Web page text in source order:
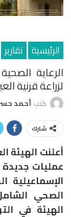
الرئيسية تقارير
لزراعة قرنية
كتب أحمد
شارك
عمليات جديدة
الصحي
الهيئة في